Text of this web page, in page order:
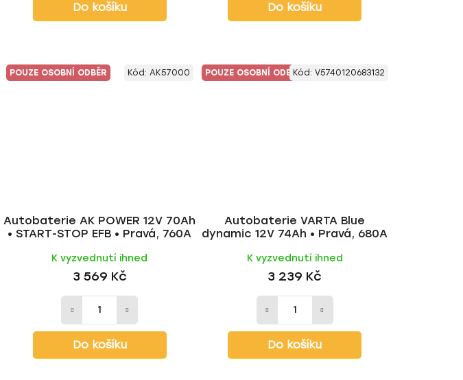
Do košíku Do košíku
POUZE OSOBNÍ ODBĚR
Autobaterie AK POWER 12V 70Ah
• START-STOP EFB • Pravá, 760A
K vyzvednutí ihned
3 569 Kč
Do košíku
Kód: AK57000 POUZE OSOBNÍ ODBĚR
Autobaterie VARTA Blue
dynamic 12V 74Ah • Pravá, 680A
K vyzvednutí ihned
3 239 Kč
Do košíku
Kód: V5740120683132